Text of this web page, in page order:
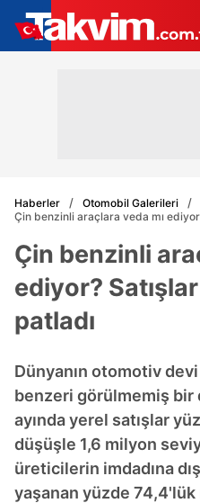
Haberler
Otomobil Galerileri
Çin benzinli araçlara veda mı
Çin benzinli
ediyor?
patladı
Dünyanın otomotiv
benzeri görülmemiş bir
ayında yerel satışlar
düşüşle 1,6 milyon
üreticilerin imdadına
yaşanan yüzde